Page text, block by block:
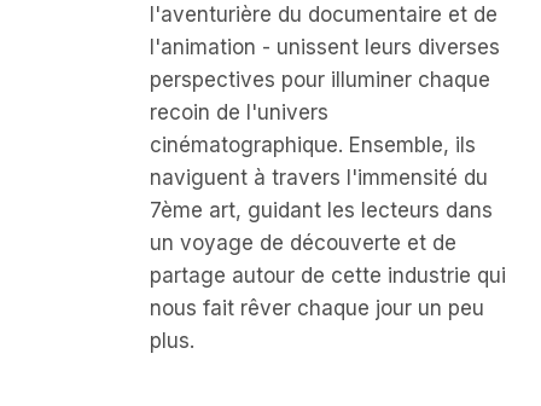
l'aventurière du documentaire et de
l'animation - unissent leurs diverses
perspectives pour illuminer chaque
recoin de l'univers
cinématographique. Ensemble, ils
naviguent à travers l'immensité du
7ème art, guidant les lecteurs dans
un voyage de découverte et de
partage autour de cette industrie qui
nous fait rêver chaque jour un peu
plus.